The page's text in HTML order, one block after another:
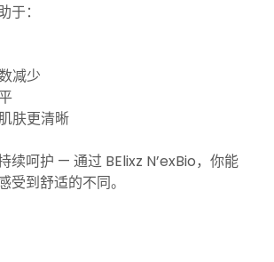
于：
减少
肤更清晰
续呵护 — 通过 BElixz N’exBio，你能
受到舒适的不同。